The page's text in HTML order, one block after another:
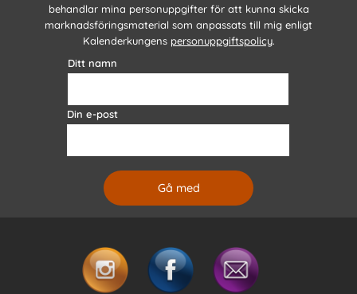
behandlar mina personuppgifter för att kunna skicka
marknadsföringsmaterial som anpassats till mig enligt
Kalenderkungens personuppgiftspolicy.
Ditt namn
Din e-post